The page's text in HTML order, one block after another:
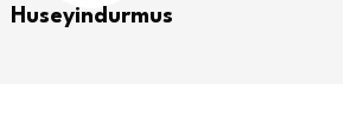
Huseyindurmus